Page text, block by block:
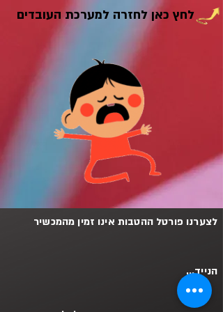
לחץ כאן לחזרה למערכת העו�בדים
לחץ כאן לחזרה למערכת העובדים
לצערנו פורטל ההטבות אינו זמין מהמכשיר
הנייד...